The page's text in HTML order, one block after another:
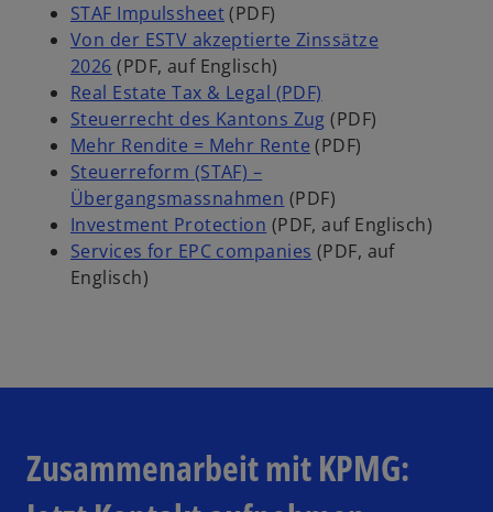
t
STAF Impulssheet(PDF)
Von der ESTV akzeptierte Zinssätze
2026 (PDF, auf Englisch)
Real Estate Tax & Legal (PDF)
Steuerrecht des Kantons Zug (PDF)
Mehr Rendite = Mehr Rente (PDF)
Steuerreform (STAF) –
Übergangsmassnahmen (PDF)
Investment Protection (PDF, auf Englisch)
Services for EPC companies (PDF, auf
Englisch)
Zusammenarbeit mit KPMG: